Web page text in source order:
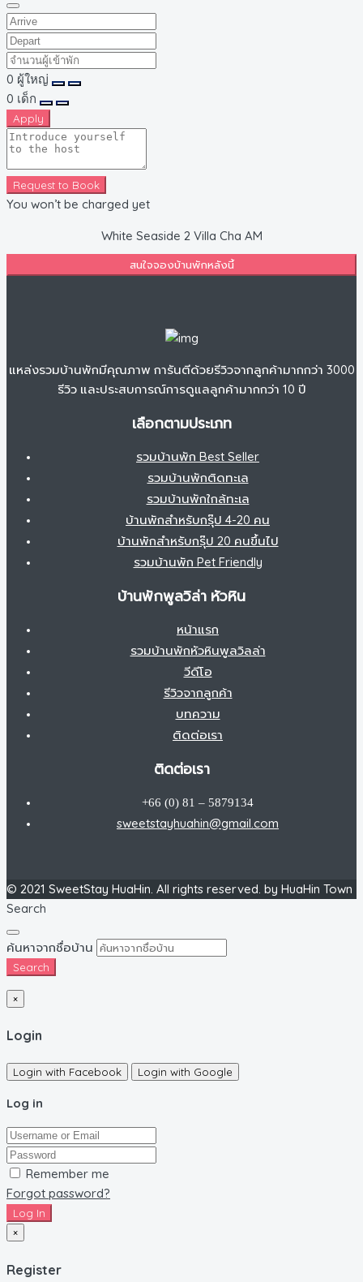
0 ผู้ใหญ่
0 เด็ก
Apply
Request to Book
You won’t be charged yet
White Seaside 2 Villa Cha AM
สนใจจองบ้านพักหลังนี้
แหล่งรวมบ้านพักมีคุณภาพ การันตีด้วยรีวิวจากลูกค้ามากกว่า 3000
รีวิว และประสบการณ์การดูแลลูกค้ามากกว่า 10 ปี
เลือกตามประเภท
รวมบ้านพัก Best Seller
รวมบ้านพักติดทะเล
รวมบ้านพักใกล้ทะเล
บ้านพักสำหรับกรุ๊ป 4-20 คน
บ้านพักสำหรับกรุ๊ป 20 คนขึ้นไป
รวมบ้านพัก Pet Friendly
บ้านพักพูลวิล่า หัวหิน
หน้าแรก
รวมบ้านพักหัวหินพูลวิลล่า
วีดีโอ
รีวิวจากลูกค้า
บทความ
ติดต่อเรา
ติดต่อเรา
+66 (0) 81 – 5879134
sweetstayhuahin@gmail.com
© 2021 SweetStay HuaHin. All rights reserved. by HuaHin Town
Search
ค้นหาจากชื่อบ้าน
Search
×
Login
Login with Facebook Login with Google
Log in
Remember me
Forgot password?
Log In
×
Register